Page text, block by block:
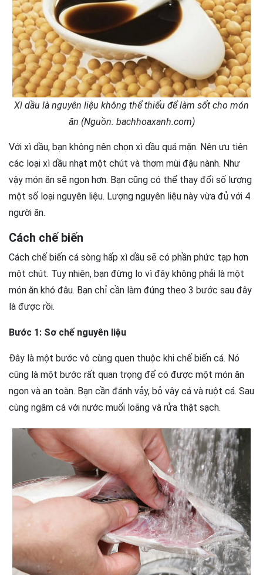
Xì dầu là nguyên liệu không thể thiếu để làm sốt cho món
ăn (Nguồn: bachhoaxanh.com)
Với xì dầu, bạn không nên chọn xì dầu quá mặn. Nên ưu tiên
các loại xì dầu nhạt một chút và thơm mùi đậu nành. Như
vậy món ăn sẽ ngon hơn. Bạn cũng có thể thay đổi số lượng
một số loại nguyên liệu. Lượng nguyên liệu này vừa đủ với 4
người ăn.
Cách chế biến
Cách chế biến cá sòng hấp xì dầu sẽ có phần phức tạp hơn
một chút. Tuy nhiên, bạn đừng lo vì đây không phải là một
món ăn khó đâu. Bạn chỉ cần làm đúng theo 3 bước sau đây
là được rồi.
Bước 1: Sơ chế nguyên liệu
Đây là một bước vô cùng quen thuộc khi chế biến cá. Nó
cũng là một bước rất quan trọng để có được một món ăn
ngon và an toàn. Bạn cần đánh vảy, bỏ vây cá và ruột cá. Sau
cùng ngâm cá với nước muối loãng và rửa thật sạch.